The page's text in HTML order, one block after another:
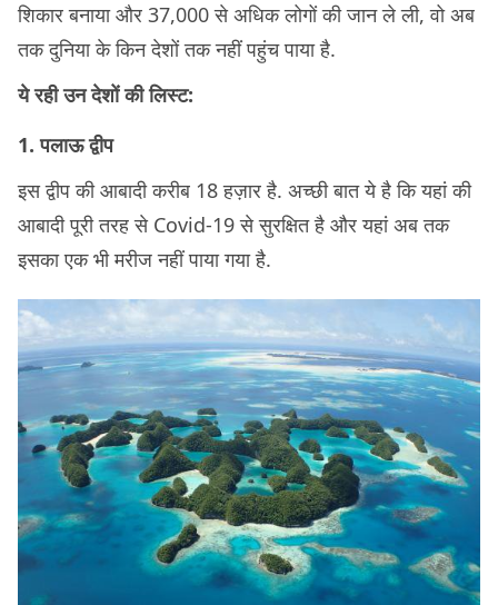
शिकार बनाया और 37,000 से अधिक लोगों की जान ले ली, वो अब
तक दुनिया के किन देशों तक नहीं पहुंच पाया है.
ये रही उन देशों की लिस्ट:
1. पलाऊ द्वीप
इस द्वीप की आबादी करीब 18 हज़ार है. अच्छी बात ये है कि यहां की
आबादी पूरी तरह से Covid-19 से सुरक्षित है और यहां अब तक
इसका एक भी मरीज नहीं पाया गया है.